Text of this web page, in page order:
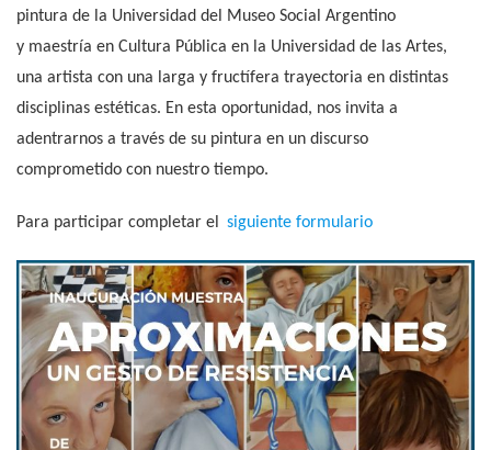
pintura de la Universidad del Museo Social Argentino
y maestría en Cultura Pública en la Universidad de las Artes,
una artista con una larga y fructífera trayectoria en distintas
disciplinas estéticas. En esta oportunidad, nos invita a
adentrarnos a través de su pintura en un discurso
comprometido con nuestro tiempo.
Para participar completar el siguiente formulario